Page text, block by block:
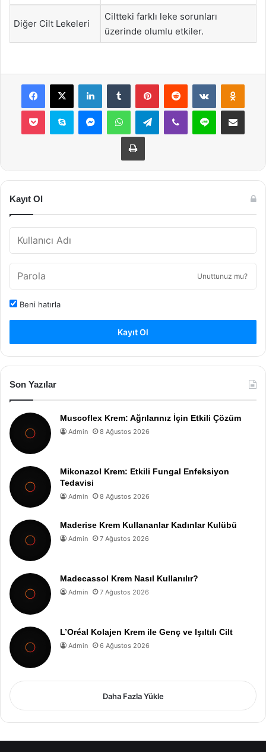
Diğer Cilt Lekeleri
Ciltteki farklı leke sorunları
üzerinde olumlu etkiler.
Facebook
X LinkedInTumblr PinterestReddit VKontakte
Pocket Skype MessengerWhatsAppTelegramViber Line E-Posta ile
Yazdır
Kayıt Ol
Unuttunuz mu?
Beni hatırla
Kayıt Ol
Son Yazılar
Muscoflex Krem: Ağrılarınız İçin Etkili Çözüm
Admin 8 Ağustos 2026
Mikonazol Krem: Etkili Fungal Enfeksiyon
Tedavisi
Admin 8 Ağustos 2026
Maderise Krem Kullananlar Kadınlar Kulübü
Admin 7 Ağustos 2026
Madecassol Krem Nasıl Kullanılır?
Admin 7 Ağustos 2026
L’Oréal Kolajen Krem ile Genç ve Işıltılı Cilt
Admin 6 Ağustos 2026
Daha Fazla Yükle